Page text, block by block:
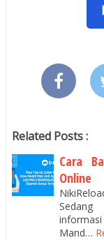
Related Posts :
Cara
Online
Mand…